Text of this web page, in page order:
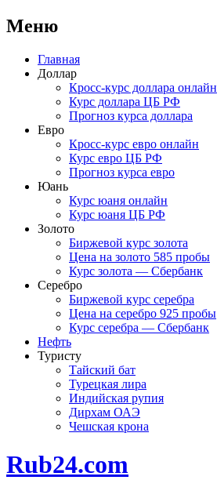
Меню
Перейти
содержимому
Главная
Доллар
Кросс-курс доллара онлайн
Курс доллара ЦБ РФ
Прогноз курса доллара
Евро
Кросс-курс евро онлайн
Курс евро ЦБ РФ
Прогноз курса евро
Юань
Курс юаня онлайн
Курс юаня ЦБ РФ
Золото
Биржевой курс золота
Цена на золото 585 пробы
Курс золота — Сбербанк
Серебро
Биржевой курс серебра
Цена на серебро 925 пробы
Курс серебра — Сбербанк
Нефть
Туристу
Тайский бат
Турецкая лира
Индийская рупия
Дирхам ОАЭ
Чешская крона
Rub24.com